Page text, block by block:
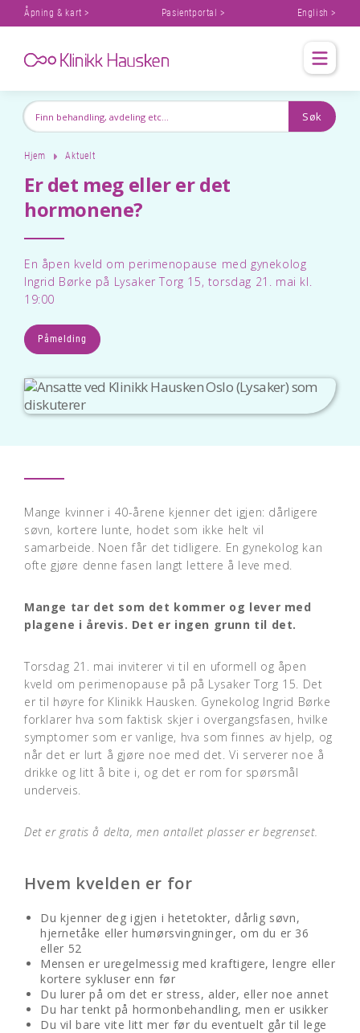
Åpning & kart > Pasientportal > English >
Hjem Aktuelt
Er det meg eller er det
hormonene?
En åpen kveld om perimenopause med gynekolog
Ingrid Børke på Lysaker Torg 15, torsdag 21. mai kl.
19:00
Påmelding
Mange kvinner i 40-årene kjenner det igjen: dårligere
søvn, kortere lunte, hodet som ikke helt vil
samarbeide. Noen får det tidligere. En gynekolog kan
ofte gjøre denne fasen langt lettere å leve med.
Mange tar det som det kommer og lever med
plagene i årevis. Det er ingen grunn til det.
Torsdag 21. mai inviterer vi til en uformell og åpen
kveld om perimenopause på på Lysaker Torg 15. Det
er til høyre for Klinikk Hausken. Gynekolog Ingrid Børke
forklarer hva som faktisk skjer i overgangsfasen, hvilke
symptomer som er vanlige, hva som finnes av hjelp, og
når det er lurt å gjøre noe med det. Vi serverer noe å
drikke og litt å bite i, og det er rom for spørsmål
underveis.
Det er gratis å delta, men antallet plasser er begrenset.
Hvem kvelden er for
Du kjenner deg igjen i hetetokter, dårlig søvn,
hjernetåke eller humørsvingninger, om du er 36
eller 52
Mensen er uregelmessig med kraftigere, lengre eller
kortere sykluser enn før
Du lurer på om det er stress, alder, eller noe annet
Du har tenkt på hormonbehandling, men er usikker
Du vil bare vite litt mer før du eventuelt går til lege